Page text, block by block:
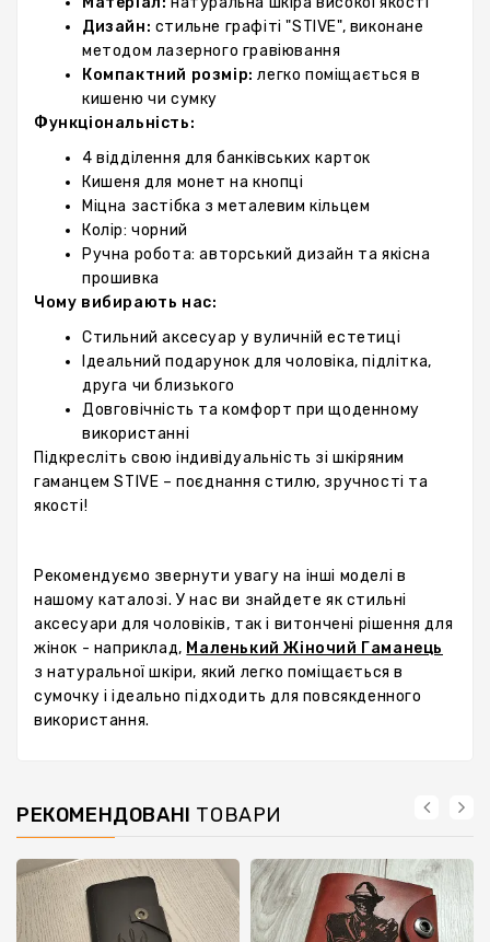
Дизайн: стильне графіті "STIVE", виконане
методом лазерного гравіювання
Компактний розмір: легко поміщається в
кишеню чи сумку
Функціональність:
4 відділення для банківських карток
Кишеня для монет на кнопці
Міцна застібка з металевим кільцем
Колір: чорний
Ручна робота: авторський дизайн та якісна
прошивка
Чому вибирають нас:
Стильний аксесуар у вуличній естетиці
Ідеальний подарунок для чоловіка, підлітка,
друга чи близького
Довговічність та комфорт при щоденному
використанні
Підкресліть свою індивідуальність зі шкіряним
гаманцем STIVE – поєднання стилю, зручності та
якості!
Рекомендуємо звернути увагу на інші моделі в
нашому каталозі. У нас ви знайдете як стильні
аксесуари для чоловіків, так і витончені рішення для
жінок - наприклад, Маленький Жіночий Гаманець
з натуральної шкіри, який легко поміщається в
сумочку і ідеально підходить для повсякденного
використання.
РЕКОМЕНДОВАНІ ТОВАРИ